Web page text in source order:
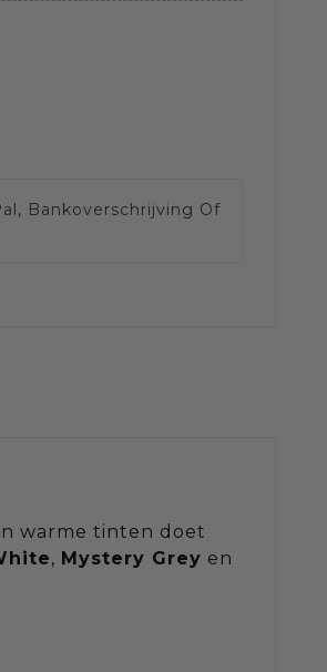
Bankoverschrijving Of
warme tinten doet
, Mystery Grey en